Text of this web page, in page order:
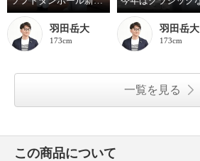
羽田岳大
173cm
羽田岳大
173cm
一覧を見る
この商品について